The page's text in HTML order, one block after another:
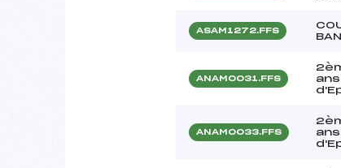
ASAM1272.FFS
ANAM0031.FFS
ANAM0033.FFS